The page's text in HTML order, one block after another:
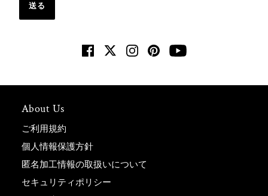
送る
About Us
ご利用規約
個人情報保護方針
匿名加工情報の取扱いについて
セキュリティポリシー